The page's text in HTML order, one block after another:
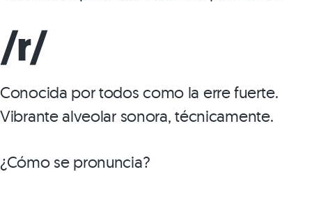
/r/
Conocida por todos como la erre fuerte.
Vibrante alveolar sonora, técnicamente.
¿Cómo se pronuncia?